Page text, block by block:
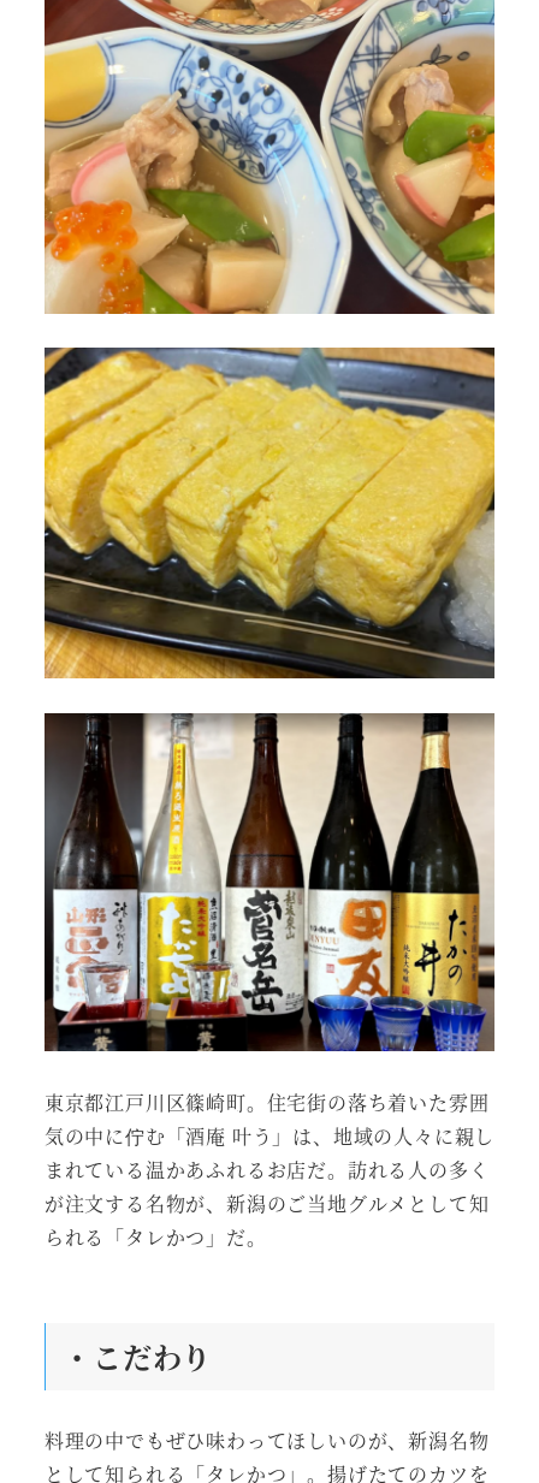
東京都江戸川区篠崎町。住宅街の落ち着いた雰囲
気の中に佇む「酒庵 叶う」は、地域の人々に親し
まれている温かあふれるお店だ。訪れる人の多く
が注文する名物が、新潟のご当地グルメとして知
られる「タレかつ」だ。
・こだわり
料理の中でもぜひ味わってほしいのが、新潟名物
として知られる「タレかつ」。揚げたてのカツを